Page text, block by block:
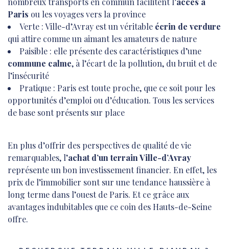
Paris ou les voyages vers la province
Verte : Ville-d’Avray est un véritable écrin de verdure
qui attire comme un aimant les amateurs de nature
Paisible : elle présente des caractéristiques d’une
commune calme, à l’écart de la pollution, du bruit et de
l’insécurité
Pratique : Paris est toute proche, que ce soit pour les
opportunités d’emploi ou d’éducation. Tous les services
de base sont présents sur place
En plus d’offrir des perspectives de qualité de vie
remarquables, l’achat d’un terrain Ville-d’Avray
représente un bon investissement financier. En effet, les
prix de l’immobilier sont sur une tendance haussière à
long terme dans l’ouest de Paris. Et ce grâce aux
avantages indubitables que ce coin des Hauts-de-Seine
offre.